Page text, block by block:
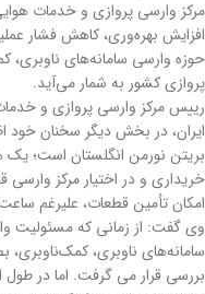
مرکز وارسی پروازی و خدمات
افزایش بهره‌وری، کاهش فشار
حوزه وارسی سامانه‌های
پروازی کشور به شمار می‌آید.
رییس مرکز وارسی پروازی و
ایران، در بخش دیگر سخنان خود
بریتن نورمن انگلستان است؛
خریداری و در اختیار مرکز وارسی
امکان تأمین قطعات، علیرغم
وی گفت: از زمانی که مسئولیت
سامانه‌های ناوبری،
بررسی قرار می گرفت. اما در طول